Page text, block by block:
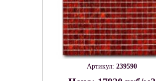
Артикул: 239590